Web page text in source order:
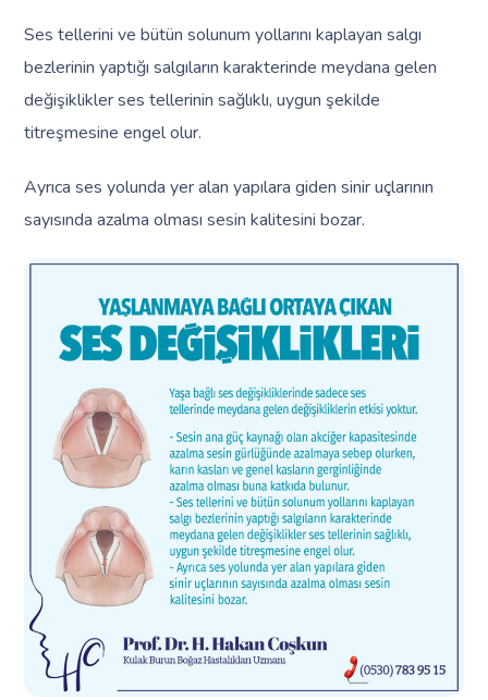
Ses tellerini ve bütün solunum yollarını kaplayan salgı
bezlerinin yaptığı salgıların karakterinde meydana gelen
değişiklikler ses tellerinin sağlıklı, uygun şekilde
titreşmesine engel olur.
Ayrıca ses yolunda yer alan yapılara giden sinir uçlarının
sayısında azalma olması sesin kalitesini bozar.